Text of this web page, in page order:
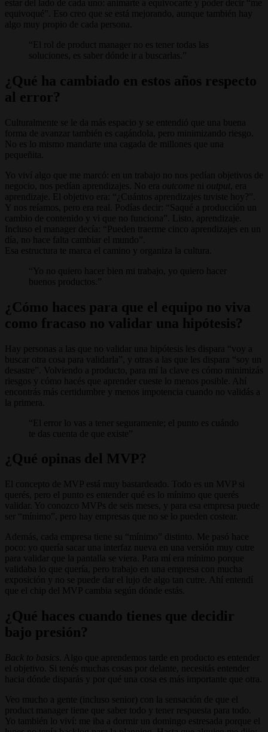
estar del lado de cada uno: animarte a equivocarte y poder decir “me
equivoqué”. Eso creo que se está mejorando, aunque también hay
algo muy propio de cada persona.
El rol de product manager no es tener todas las
soluciones, es saber dónde ir a buscarlas.
¿Qué ha cambiado en estos años respecto
al error?
Culturalmente se le da más espacio y se entendió que una buena
forma de avanzar también es cagándola, pero minimizando riesgo.
No es lo mismo mandarte una cagada de millones que una
pequeñita.
Yo viví algo que me marcó: en un trabajo no nos pedían objetivos de
negocio, nos pedían aprendizajes. No era outcome output , era
aprendizaje. El objetivo era: “¿Cuántos aprendizajes tuviste hoy?”.
Y nos reíamos, pero era real. Podías decir: “Saqué a producción un
cambio de contenido y vi que no funciona”. Listo, aprendizaje.
Incluso el manager decía: “Pueden traerme cinco aprendizajes en un
día, no hace falta cambiar el mundo”.
Esa estructura te marca el camino y organiza la cultura.
Yo no quiero hacer bien mi trabajo, yo quiero hacer
buenos productos.
¿Cómo haces para que el equipo no viva
como fracaso no validar una hipótesis?
Hay personas a las que no validar una hipótesis les dispara “voy a
buscar otra cosa para validarla”, y otras a las que les dispara “soy un
desastre”. Volviendo a producto, para mí la clave es cómo minimizás
riesgos y cómo hacés que aprender cueste lo menos posible. Ahí
encontrás más certidumbre y menos impotencia cuando no validás a
la primera.
El error lo vas a tener seguramente; el punto es cuándo
te das cuenta de que existe
¿Qué opinas del MVP?
El concepto de MVP está muy bastardeado. Todo es un MVP si
querés, pero el punto es entender qué es lo mínimo que querés
validar. Yo conozco MVPs de seis meses, y para esa empresa puede
ser “mínimo”, pero hay empresas que no se lo pueden costear.
Además, cada empresa tiene su “mínimo” distinto. Me pasó hace
poco: yo quería sacar una interfaz nueva en una versión muy cutre
para validar que la pantalla se viera. Para mí era mínimo porque
validaba lo que quería, pero trabajo en una empresa con mucha
exposición y no se puede dar el lujo de algo tan cutre. Ahí entendí
que el chip del MVP cambia según dónde estás.
¿Qué haces cuando tienes que decidir
bajo presión?
Back to basics . Algo que aprendemos tarde en producto es entender
el objetivo. Si tenés muchas cosas por delante, necesitás entender
hacia dónde disparás y por qué una cosa es más importante que otra.
Veo mucho a gente (incluso senior) con la sensación de que el
product manager tiene que saber todo y tener respuesta para todo.
Yo también lo viví: me iba a dormir un domingo estresada porque el